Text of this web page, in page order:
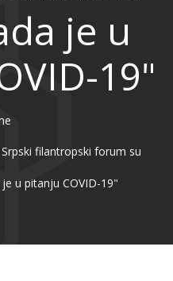
je u
19"
filantropski forum su
u pitanju COVID-19"